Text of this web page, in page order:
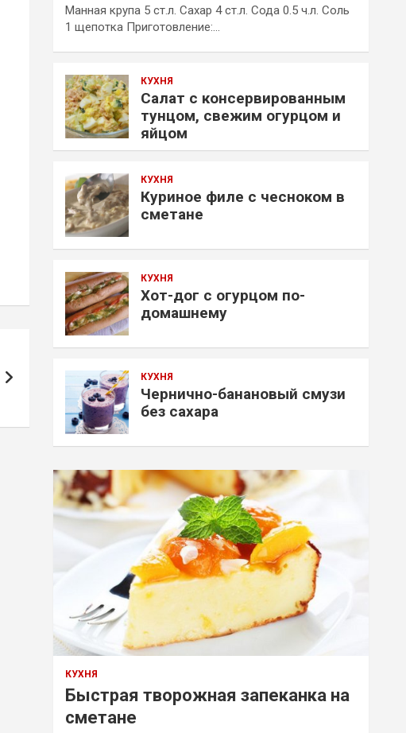
Манная крупа 5 ст.л. Сахар 4 ст.л. Сода 0.5 ч.л. Соль
1 щепотка Приготовление:…
КУХНЯ
Салат с консервированным
тунцом, свежим огурцом и
яйцом
КУХНЯ
Куриное филе с чесноком в
сметане
КУХНЯ
Хот-дог с огурцом по-
домашнему
КУХНЯ
Чернично-банановый смузи
без сахара
КУХНЯ
Быстрая творожная запеканка на
сметане